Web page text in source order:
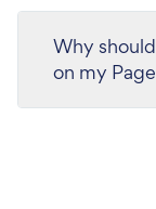
Why
on my